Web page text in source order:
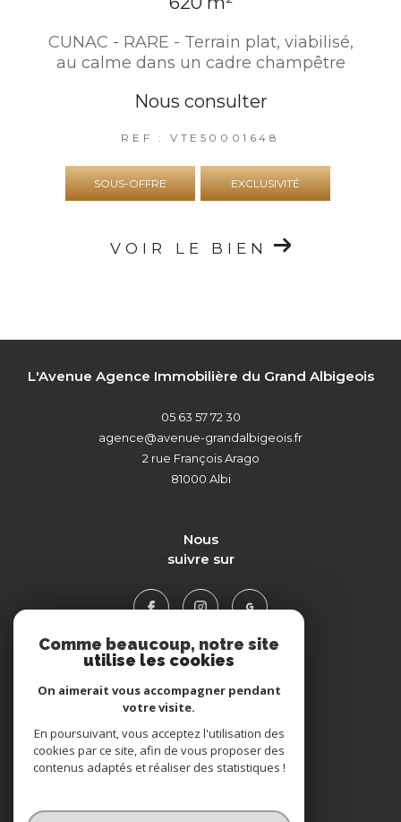
CUNAC - RARE - Terrain plat, viabilisé,
au calme dans un cadre champêtre
Nous consulter
REF : VTE50001648
SOUS-OFFRE EXCLUSIVITÉ
VOIR LE BIEN
L'Avenue Agence Immobilière du Grand Albigeois
05 63 57 72 30
agence@avenue-grandalbigeois.fr
2 rue François Arago
81000
Albi
nous
suivre sur
ADHÉRENTS
Comme beaucoup, notre site
utilise les cookies
On aimerait vous accompagner pendant
votre visite.
En poursuivant, vous acceptez l'utilisation des
cookies par ce site, afin de vous proposer des
contenus adaptés et réaliser des statistiques !